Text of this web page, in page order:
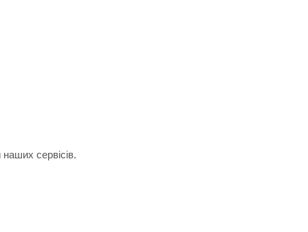
сервісів.